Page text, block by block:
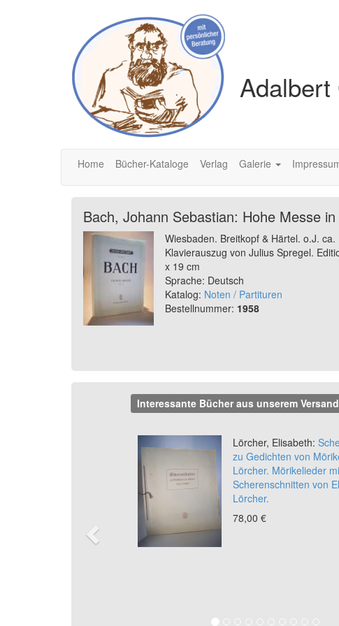
Adalbert
Home Bücher-Kataloge Verlag Galerie
Bach, Johann Sebastian: Hohe Messe
Wiesbaden. Breitkopf & Härtel. o.J. ca.
Klavierauszug von Julius Spregel.
x 19 cm
Sprache: Deutsch
Katalog: Noten / Partituren
Bestellnummer: 1958
Interessante Bücher aus unserem
Lörcher, Elisabeth:
zu Gedichten von
Lörcher. Mörikelieder
Scherenschnitten von
Lörcher.
78,00 €
Previous